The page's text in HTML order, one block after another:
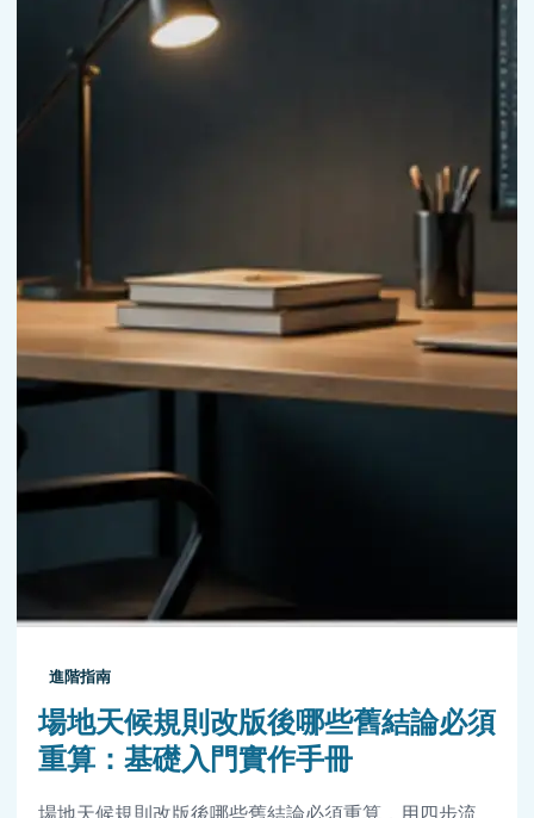
進階指南
場地天候規則改版後哪些舊結論必須
重算：基礎入門實作手冊
場地天候規則改版後哪些舊結論必須重算，用四步流